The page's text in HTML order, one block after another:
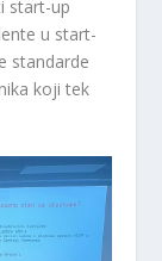
start-up
u start-
standarde
koji tek